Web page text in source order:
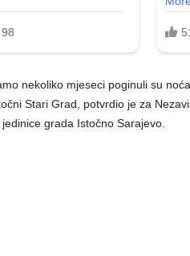
nekoliko mjeseci poginuli su
Stari Grad, potvrdio je za
grada Istočno Sarajevo.